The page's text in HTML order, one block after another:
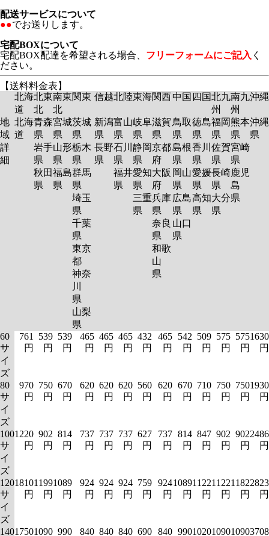
配送サービスについて
●●でお送りします。
宅配BOXについて
宅配BOX配達を希望される場合、 フリーフォームにご記入 く
ださい。
【送料料金表】
北海
道
北東
北
南東
北
関東 信越北陸東海関西中国 四国北九
州
南九
州
沖縄
地
域
詳
細
北海
道
青森
県
岩手
県
秋田
県
宮城
県
山形
県
福島
県
茨城
県
栃木
県
群馬
県
埼玉
県
千葉
県
東京
都
神奈
川
県
山梨
県
新潟
県
長野
県
富山
県
石川
県
福井
県
岐阜
県
静岡
県
愛知
県
三重
県
滋賀
県
京都
府
大阪
府
兵庫
県
奈良
県
和歌
山
県
鳥取
県
島根
県
岡山
県
広島
県
山口
県
徳島
県
香川
県
愛媛
県
高知
県
福岡
県
佐賀
県
長崎
県
大分
県
熊本
県
宮崎
県
鹿児
島
県
沖縄
県
60
サ
イ
ズ
761
円
539
円
539
円
465
円
465
円
465
円
432
円
465
円
542
円
509
円
575
円
575
円
1630
円
80
サ
イ
ズ
970
円
750
円
670
円
620
円
620
円
620
円
560
円
620
円
670
円
710
円
750
円
750
円
1930
円
100
サ
イ
ズ
1220
円
902
円
814
円
737
円
737
円
737
円
627
円
737
円
814
円
847
円
902
円
902
円
2486
円
120
サ
イ
ズ
1810
円
1199
円
1089
円
924
円
924
円
924
円
759
円
924
円
1089
円
1122
円
1122
円
1182
円
2823
円
14017501090 990
840 840 840 690 840 9901020109010903708